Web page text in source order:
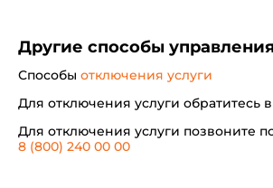
Другие способы
Способы отключения услуги
Для отключения услуги обратитесь в
Для отключения услуги позвоните
8 (800) 240 00 00